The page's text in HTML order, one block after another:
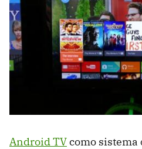
Android TVcomo sistema